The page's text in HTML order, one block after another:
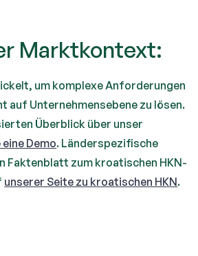
Marktkontext:
um komplexe Anforderungen
auf Unternehmensebene zu lösen.
Überblick über unser
Demo. Länderspezifische
Faktenblatt zum kroatischen HKN-
unserer Seite zu kroatischen HKN.